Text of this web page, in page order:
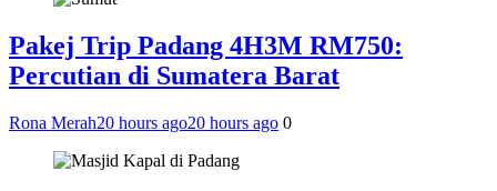
Pakej Trip Padang 4H3M RM750:
Percutian di Sumatera Barat
Rona Merah20 hours ago20 hours ago 0